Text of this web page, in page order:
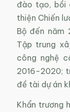
đào tạo, bồi
thiện Chiến
Bộ đến năm
Tập trung
công nghệ
2016-2020;
đề tài dự án
Khẩn trương